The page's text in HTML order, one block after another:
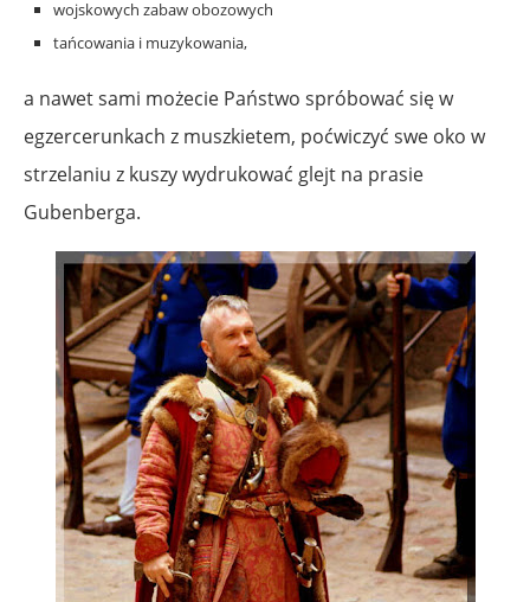
wojskowych zabaw obozowych
tańcowania i muzykowania,
a nawet sami możecie Państwo spróbować się w
egzercerunkach z muszkietem, poćwiczyć swe oko w
strzelaniu z kuszy wydrukować glejt na prasie
Gubenberga.